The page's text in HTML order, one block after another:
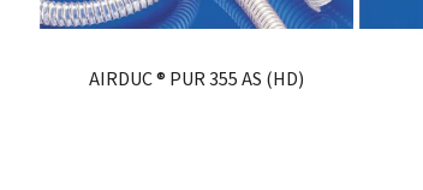
o
AIRDUC ® PUR 355 AS (HD)